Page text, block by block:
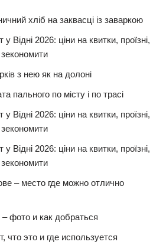
хліб на заквасці із заваркою
Відні 2026: ціни на квитки, проїзні,
з нею як на долоні
пального по місту і по трасі
Відні 2026: ціни на квитки, проїзні,
Відні 2026: ціни на квитки, проїзні,
– место где можно отлично
фото и как добраться
что это и где используется